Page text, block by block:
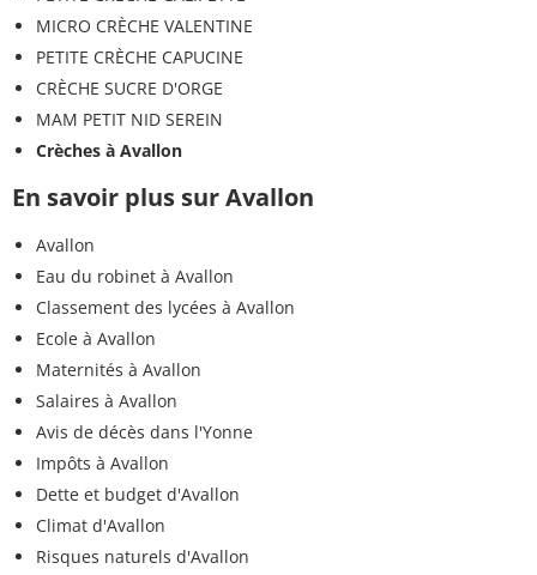
MICRO CRÈCHE VALENTINE
PETITE CRÈCHE CAPUCINE
CRÈCHE SUCRE D'ORGE
MAM PETIT NID SEREIN
Crèches à Avallon
En savoir plus sur Avallon
Avallon
Eau du robinet à Avallon
Classement des lycées à Avallon
Ecole à Avallon
Maternités à Avallon
Salaires à Avallon
Avis de décès dans l'Yonne
Impôts à Avallon
Dette et budget d'Avallon
Climat d'Avallon
Risques naturels d'Avallon